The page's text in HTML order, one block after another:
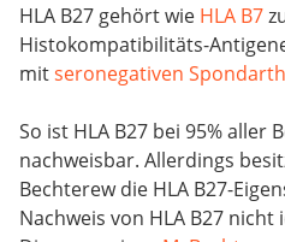
HLA B27 gehört wie HLA B7
Histokompatibilitäts-
mitseronegativen
So ist HLA B27 bei 95% aller
nachweisbar. Allerdings
Bechterew die HLA B27-
Nachweis von HLA B27